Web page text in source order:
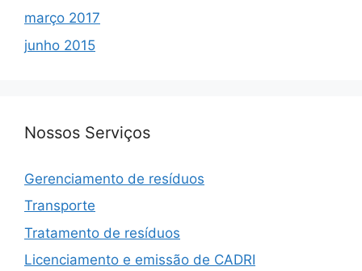
março 2017
junho 2015
Nossos Serviços
Gerenciamento de resíduos
Transporte
Tratamento de resíduos
Licenciamento e emissão de CADRI